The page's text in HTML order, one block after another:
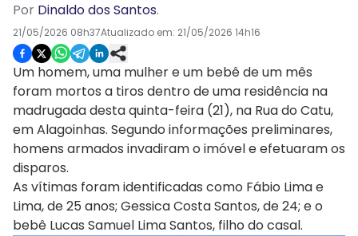
Por Dinaldo dos Santos.
21/05/2026 08h37Atualizado em: 21/05/2026 14h16
Um homem, uma mulher e um bebê de um mês
foram mortos a tiros dentro de uma residência na
madrugada desta quinta-feira (21), na Rua do Catu,
em Alagoinhas. Segundo informações preliminares,
homens armados invadiram o imóvel e efetuaram os
disparos.
As vítimas foram identificadas como Fábio Lima e
Lima, de 25 anos; Gessica Costa Santos, de 24; e o
bebê Lucas Samuel Lima Santos, filho do casal.